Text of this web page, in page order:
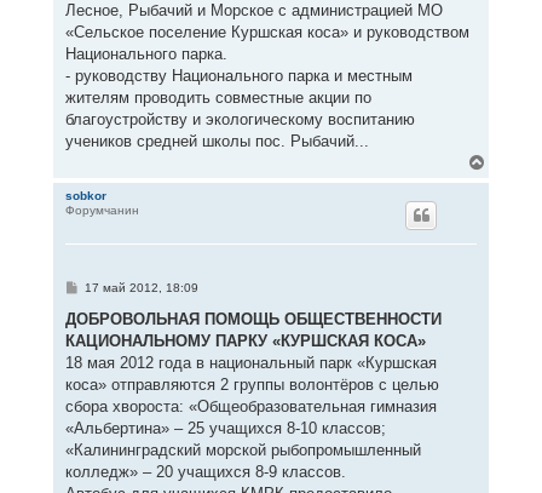
Лесное, Рыбачий и Морское с администрацией МО
«Сельское поселение Куршская коса» и руководством
Национального парка.
- руководству Национального парка и местным
жителям проводить совместные акции по
благоустройству и экологическому воспитанию
учеников средней школы пос. Рыбачий...
sobkor
Форумчанин
С
о
щ
е
и
е
17 май 2012, 18:09
ДОБРОВОЛЬНАЯ ПОМОЩЬ ОБЩЕСТВЕННОСТИ
КАЦИОНАЛЬНОМУ ПАРКУ «КУРШСКАЯ КОСА»
18 мая 2012 года в национальный парк «Куршская
коса» отправляются 2 группы волонтёров с целью
сбора хвороста: «Общеобразовательная гимназия
«Альбертина» – 25 учащихся 8-10 классов;
«Калининградский морской рыбопромышленный
колледж» – 20 учащихся 8-9 классов.